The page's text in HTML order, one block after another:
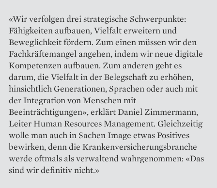
«Wir verfolgen drei strategische Schwerpunkte:
Fähigkeiten aufbauen, Vielfalt erweitern und
Beweglichkeit fördern. Zum einen müssen wir den
Fachkräftemangel angehen, indem wir neue digitale
Kompetenzen aufbauen. Zum anderen geht es
darum, die Vielfalt in der Belegschaft zu erhöhen,
hinsichtlich Generationen, Sprachen oder auch mit
der Inte­gration von Menschen mit
Beeinträchtigungen», erklärt Daniel Zimmermann,
Leiter Human Resources Management. Gleichzeitig
wolle man auch in Sachen Image etwas Positives
bewirken, denn die Kranken­versicherungsbranche
werde oftmals als verwaltend wahrgenommen: «Das
sind wir definitiv nicht.»